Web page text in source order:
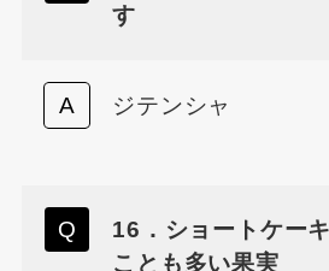
す
ジテンシャ
16．ショートケー
ことも多い果実